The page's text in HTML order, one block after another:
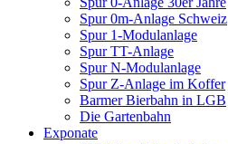
Spur 0m-Anlage Schweiz
Spur 1-Modulanlage
Spur TT-Anlage
Spur N-Modulanlage
Spur Z-Anlage im Koffer
Barmer Bierbahn in LGB
Die Gartenbahn
Exponate